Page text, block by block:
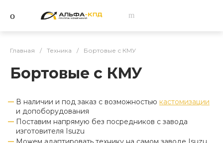
Главная / Техника / Бортовые с КМУ
Бортовые с КМУ
В наличии и под заказ с возможностью кастомизации
и допоборудования
Поставим напрямую без посредников с завода
изготовителя Isuzu